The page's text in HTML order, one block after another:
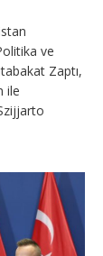
ve
Zaptı,
ile